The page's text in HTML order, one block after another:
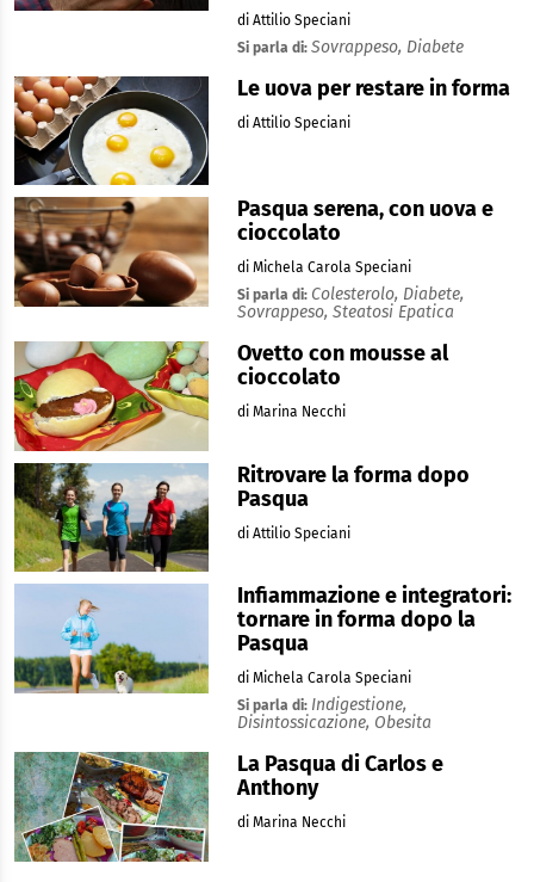
di Attilio Speciani
Si parla di: Sovrappeso, Diabete
Le uova per restare in forma
di Attilio Speciani
Pasqua serena, con uova e
cioccolato
di Michela Carola Speciani
Si parla di: Colesterolo, Diabete,
Sovrappeso, Steatosi Epatica
Ovetto con mousse al
cioccolato
di Marina Necchi
Ritrovare la forma dopo
Pasqua
di Attilio Speciani
Infiammazione e integratori:
tornare in forma dopo la
Pasqua
di Michela Carola Speciani
Si parla di: Indigestione,
Disintossicazione, Obesita
La Pasqua di Carlos e
Anthony
di Marina Necchi